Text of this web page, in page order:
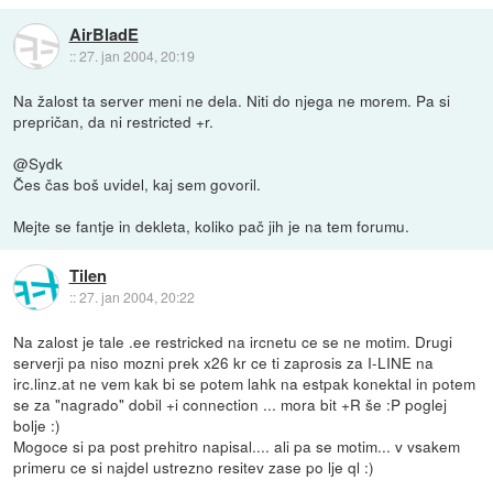
AirBladE
::27. jan 2004, 20:19
Na žalost ta server meni ne dela. Niti do njega ne morem. Pa si
prepričan, da ni restricted +r.
@Sydk
Čes čas boš uvidel, kaj sem govoril.
Mejte se fantje in dekleta, koliko pač jih je na tem forumu.
Tilen
::27. jan 2004, 20:22
Na zalost je tale .ee restricked na ircnetu ce se ne motim. Drugi
serverji pa niso mozni prek x26 kr ce ti zaprosis za I-LINE na
irc.linz.at ne vem kak bi se potem lahk na estpak konektal in potem
se za "nagrado" dobil +i connection ... mora bit +R še :P poglej
bolje :)
Mogoce si pa post prehitro napisal.... ali pa se motim... v vsakem
primeru ce si najdel ustrezno resitev zase po lje ql :)